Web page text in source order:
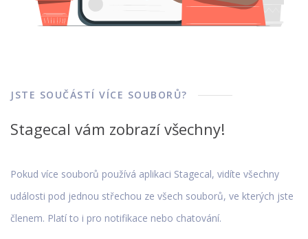
JSTE SOUČÁSTÍ VÍCE SOUBORŮ?
Stagecal vám zobrazí všechny!
Pokud více souborů používá aplikaci Stagecal, vidíte všechny
události pod jednou střechou ze všech souborů, ve kterých jste
členem. Platí to i pro notifikace nebo chatování.